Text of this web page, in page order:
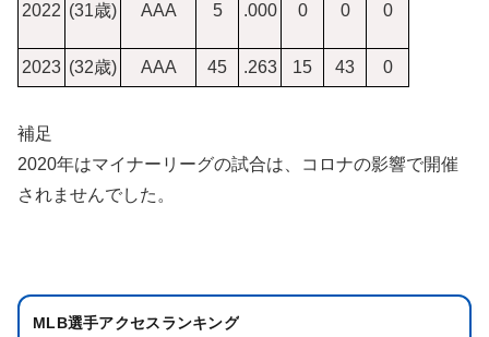
2022 (31歳) AAA 5 .000 0 0 0
2023 (32歳) AAA 45 .263 15 43 0
補足
2020年はマイナーリーグの試合は、コロナの影響で開催
されませんでした。
MLB選手アクセスランキング